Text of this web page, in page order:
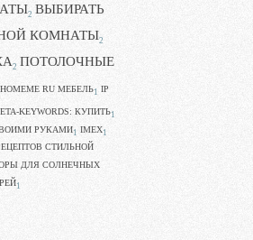
2 ВЫБИРАТЬ
КОМНАТЫ2
2 ПОТОЛОЧНЫЕ
HOMEME RU МЕБЕЛЬ1 IP
KEYWORDS: КУПИТЬ1
РУКАМИ1 IMEX1
СТИЛЬНОЙ
ДЛЯ СОЛНЕЧНЫХ
1